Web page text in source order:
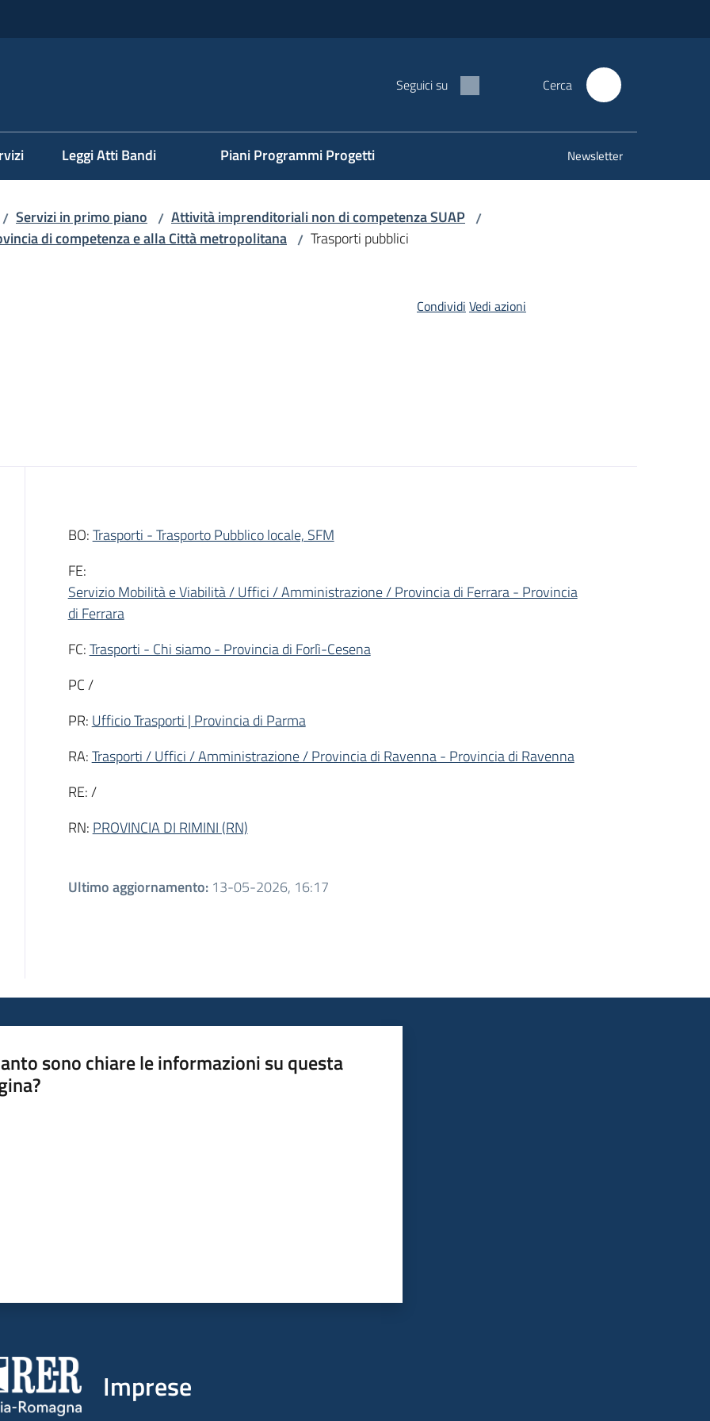
Seguici su Cerca
Leggi Atti Bandi Piani Programmi Progetti Newsletter
/ Servizi in primo piano / Attività imprenditoriali non di competenza SUAP /
di competenza e alla Città metropolitana / Trasporti pubblici
Condividi Vedi azioni
Introduzione
BO:Trasporti - Trasporto Pubblico locale, SFM
FE:
Servizio Mobilità e Viabilità / Uffici / Amministrazione / Provincia di Ferrara - Provincia
di Ferrara
FC:Trasporti - Chi siamo - Provincia di Forlì-Cesena
PC /
PR: Ufficio Trasporti | Provincia di Parma
RA:Trasporti / Uffici / Amministrazione / Provincia di Ravenna - Provincia di Ravenna
RE: /
RN: PROVINCIA DI RIMINI (RN)
Ultimo aggiornamento: 13-05-2026, 16:17
sono chiare le informazioni su questa
Imprese